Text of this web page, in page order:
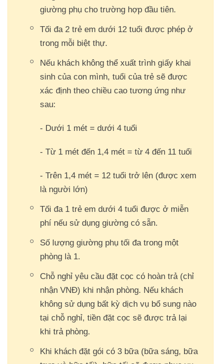
giường phụ cho trường hợp đầu tiên.
Tối đa 2 trẻ em dưới 12 tuổi được phép ở
trong mỗi biệt thự.
Nếu khách không thể xuất trình giấy khai
sinh của con mình, tuổi của trẻ sẽ được
xác định theo chiều cao tương ứng như
sau:
- Dưới 1 mét = dưới 4 tuổi
- Từ 1 mét đến 1,4 mét = từ 4 đến 11 tuổi
- Trên 1,4 mét = 12 tuổi trở lên (được xem
là người lớn)
Tối đa 1 trẻ em dưới 4 tuổi được ở miễn
phí nếu sử dụng giường có sẵn.
Số lượng giường phụ tối đa trong một
phòng là 1.
Chỗ nghỉ yêu cầu đặt cọc có hoàn trả (chỉ
nhận VNĐ) khi nhận phòng. Nếu khách
không sử dụng bất kỳ dịch vụ bổ sung nào
tại chỗ nghỉ, tiền đặt cọc sẽ được trả lại
khi trả phòng.
Khi khách đặt gói có 3 bữa (bữa sáng, bữa
Trở về trang trước đó